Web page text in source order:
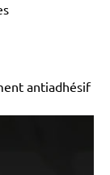
antiadhésif